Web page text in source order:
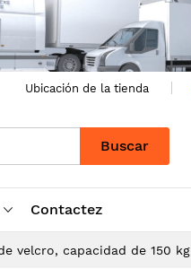
Ubicación de la tienda
Buscar
Contactez
velcro, capacidad de 150 kg